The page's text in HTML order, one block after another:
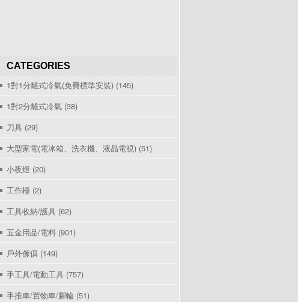
CATEGORIES
1對1分離式冷氣(免費標準安裝) (145)
1對2分離式冷氣 (38)
刀具 (29)
大型家電(電冰箱、洗衣機、液晶電視) (51)
小夜燈 (20)
工作檯 (2)
工具收納/護具 (62)
五金用品/電料 (901)
戶外傢俱 (149)
手工具/電動工具 (757)
手推車/置物車/腳輪 (51)